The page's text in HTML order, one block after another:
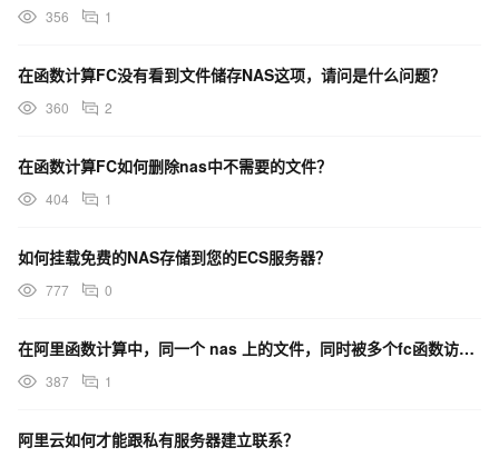
356 1
在函数计算FC没有看到文件储存NAS这项，请问是什么问题？
360 2
在函数计算FC如何删除nas中不需要的文件？
404 1
如何挂载免费的NAS存储到您的ECS服务器？
777 0
在阿里函数计算中，同一个 nas 上的文件，同时被多个fc函数访问，这里会有性能瓶颈吗？
387 1
阿里云如何才能跟私有服务器建立联系？